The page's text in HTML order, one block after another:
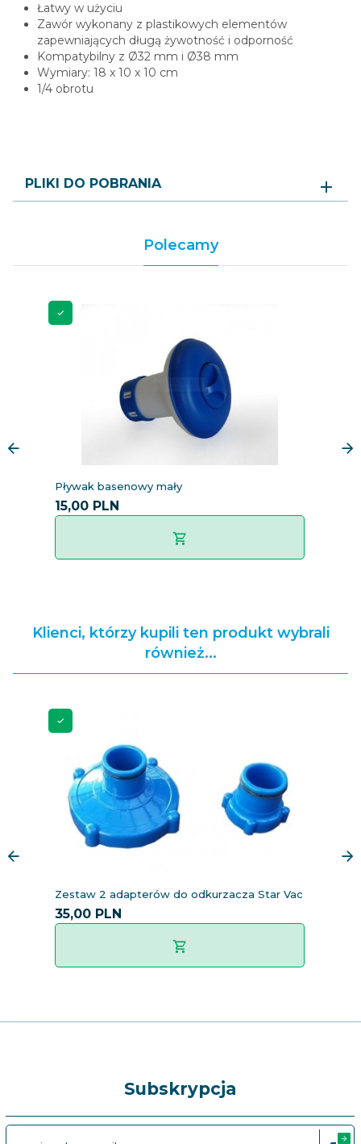
Łatwy w użyciu
Zawór wykonany z plastikowych elementów
zapewniających długą żywotność i odporność
Kompatybilny z Ø32 mm i Ø38 mm
Wymiary: 18 x 10 x 10 cm
1/4 obrotu
PLIKI DO POBRANIA
Polecamy
Pływak basenowy mały
15,00 PLN
Klienci, którzy kupili ten produkt wybrali
również...
Zestaw 2 adapterów do odkurzacza Star Vac
35,00 PLN
Subskrypcja